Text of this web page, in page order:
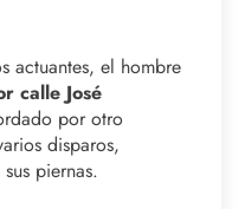
actuantes, el hombre
calle José
por otro
disparos,
piernas.